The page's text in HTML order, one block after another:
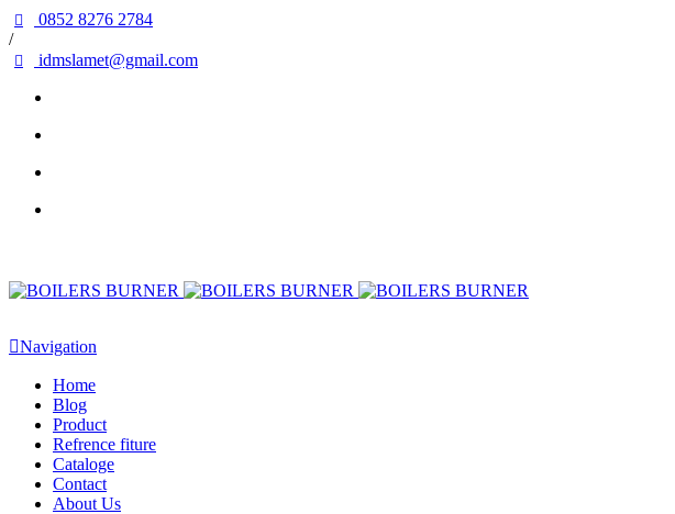
0852 8276 2784
/
idmslamet@gmail.com
Navigation
Home
Blog
Product
Refrence fiture
Cataloge
Contact
About Us